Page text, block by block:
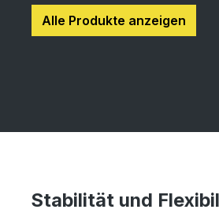
Alle Produkte anzeigen
Stabilität und